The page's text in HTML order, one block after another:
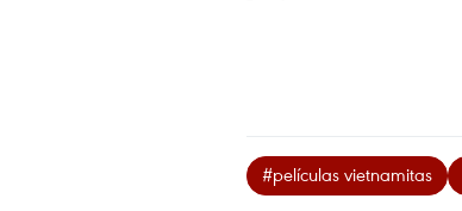
#películas vietnamitas